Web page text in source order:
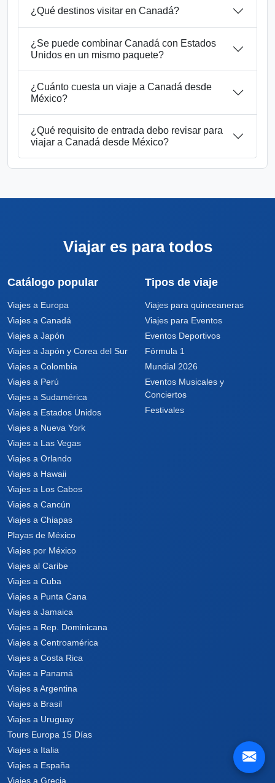
¿Qué destinos visitar en Canadá?
¿Se puede combinar Canadá con Estados
Unidos en un mismo paquete?
¿Cuánto cuesta un viaje a Canadá desde
México?
¿Qué requisito de entrada debo revisar para
viajar a Canadá desde México?
Viajar es para todos
Catálogo popular
Viajes a Europa
Viajes a Canadá
Viajes a Japón
Viajes a Japón y Corea del Sur
Viajes a Colombia
Viajes a Perú
Viajes a Sudamérica
Viajes a Estados Unidos
Viajes a Nueva York
Viajes a Las Vegas
Viajes a Orlando
Viajes a Hawaii
Viajes a Los Cabos
Viajes a Cancún
Viajes a Chiapas
Playas de México
Viajes por México
Viajes al Caribe
Viajes a Cuba
Viajes a Punta Cana
Viajes a Jamaica
Viajes a Rep. Dominicana
Viajes a Centroamérica
Viajes a Costa Rica
Viajes a Panamá
Viajes a Argentina
Viajes a Brasil
Viajes a Uruguay
Tours Europa 15 Días
Viajes a Italia
Viajes a España
Viajes a Grecia
Tipos de viaje
Viajes para quinceaneras
Viajes para Eventos
Eventos Deportivos
Fórmula 1
Mundial 2026
Eventos Musicales y
Conciertos
Festivales